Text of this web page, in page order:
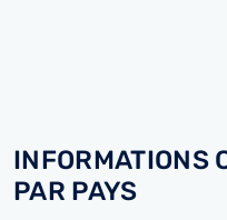
INFORMATIONS
PAR PAYS